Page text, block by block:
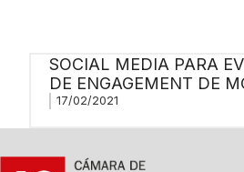
SOCIAL MEDIA PARA
DE ENGAGEMENT DE
17/02/2021